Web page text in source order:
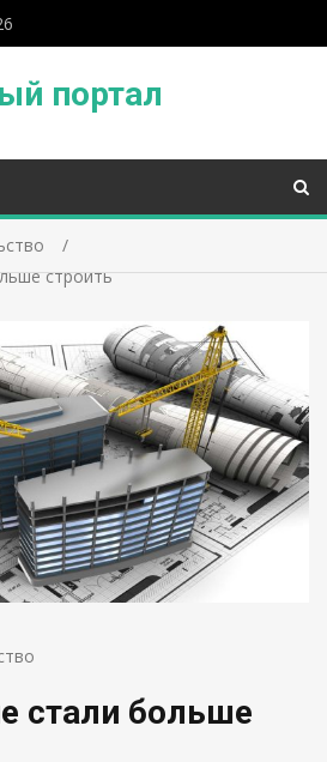
портал
строить
стали больше